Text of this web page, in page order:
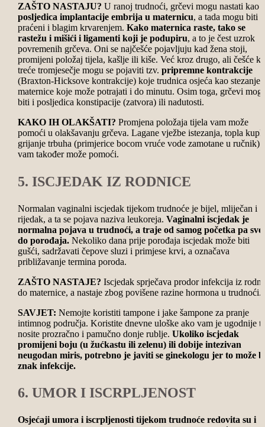
ZAŠTO NASTAJU? U ranoj trudnoći, grčevi mogu nastati kao
posljedica implantacije embrija u maternicu, a tada mogu biti
praćeni i blagim krvarenjem. Kako maternica raste, tako se
rastežu i mišići i ligamenti koji je podupiru, a to je čest uzrok
povremenih grčeva. Oni se najčešće pojavljuju kad žena stoji,
promijeni položaj tijela, kašlje ili kiše. Već kroz drugo, ali češće
treće tromjesečje mogu se pojaviti tzv. pripremne kontrakcije
(Braxton-Hicksove kontrakcije) koje trudnica osjeća kao stezanje
maternice koje može potrajati i do minutu. Osim toga, grčevi
biti i posljedica konstipacije (zatvora) ili nadutosti.
KAKO IH OLAKŠATI? Promjena položaja tijela vam može
pomoći u olakšavanju grčeva. Lagane vježbe istezanja, topla
grijanje trbuha (primjerice bocom vruće vode zamotane u ručnik)
vam također može pomoći.
5. ISCJEDAK IZ RODNICE
Normalan vaginalni iscjedak tijekom trudnoće je bijel, mliječan i
rijedak, a ta se pojava naziva leukoreja. Vaginalni iscjedak je
normalna pojava u trudnoći, a traje od samog početka pa sve
do porođaja.Nekoliko dana prije porođaja iscjedak može biti
gušći, sadržavati čepove sluzi i primjese krvi, a označava
približavanje termina poroda.
ZAŠTO NASTAJE? Iscjedak sprječava prodor infekcija iz
do maternice, a nastaje zbog povišene razine hormona u trudnoći.
SAVJET: Nemojte koristiti tampone i jake šampone za pranje
intimnog područja. Koristite dnevne uloške ako vam je ugodnije te
nosite prozračno i pamučno donje rublje. Ukoliko iscjedak
promijeni boju (u žućkastu ili zelenu) ili dobije intezivan
neugodan miris, potrebno je javiti se ginekologu jer to može
znak infekcije.
6. UMOR I ISCRPLJENOST
Osjećaji umora i iscrpljenosti tijekom trudnoće redovita su i